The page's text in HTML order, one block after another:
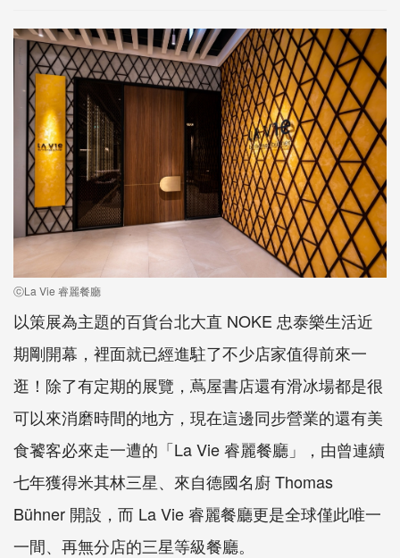
ⓒLa Vie 睿麗餐廳
以策展為主題的百貨台北大直 NOKE 忠泰樂生活近
期剛開幕，裡面就已經進駐了不少店家值得前來一
逛！除了有定期的展覽，蔦屋書店還有滑冰場都是很
可以來消磨時間的地方，現在這邊同步營業的還有美
食饕客必來走一遭的「La Vie 睿麗餐廳」，由曾連續
七年獲得米其林三星、來自德國名廚 Thomas
Bühner 開設，而 La Vie 睿麗餐廳更是全球僅此唯一
一間、再無分店的三星等級餐廳。